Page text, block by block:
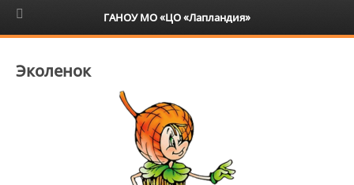
6+
Эколенок
ГАНОУ МО «ЦО «Лапландия»